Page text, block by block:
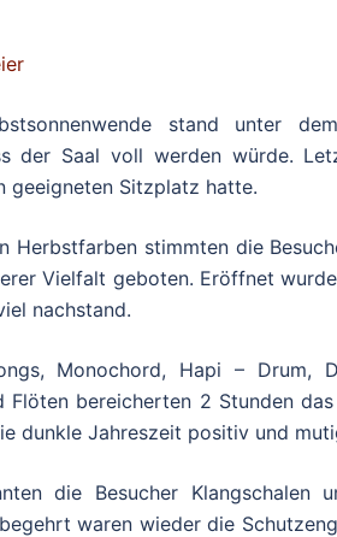
stand unter
der Saal voll werden würde.
geeigneten Sitzplatz hatte.
Herbstfarben stimmten die
Vielfalt geboten. Eröffnet
nachstand.
Monochord, Hapi – Drum,
Flöten bereicherten 2 Stunden
dunkle Jahreszeit positiv und
die Besucher Klangschalen
waren wieder die